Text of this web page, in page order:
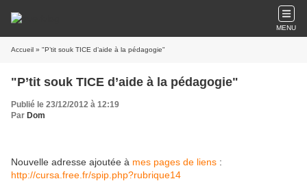
MENU
Accueil » "P’tit souk TICE d’aide à la pédagogie"
"P’tit souk TICE d’aide à la pédagogie"
Publié le 23/12/2012 à 12:19
Par Dom
Nouvelle adresse ajoutée à mes pages de liens :
http://cursa.free.fr/spip.php?rubrique14